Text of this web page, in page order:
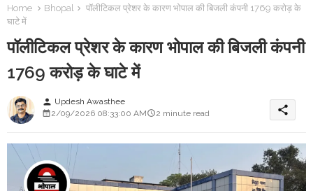
Home Bhopal
पॉलीटिकल प्रेशर के कारण भोपाल की बिजली कंपनी 1769 करोड़ के
घाटे में
पॉलीटिकल प्रेशर के कारण भोपाल की बिजली कंपनी
1769 करोड़ के घाटे में
person Updesh Awasthee
2/09/2026 08:33:00 AM
2 minute read share